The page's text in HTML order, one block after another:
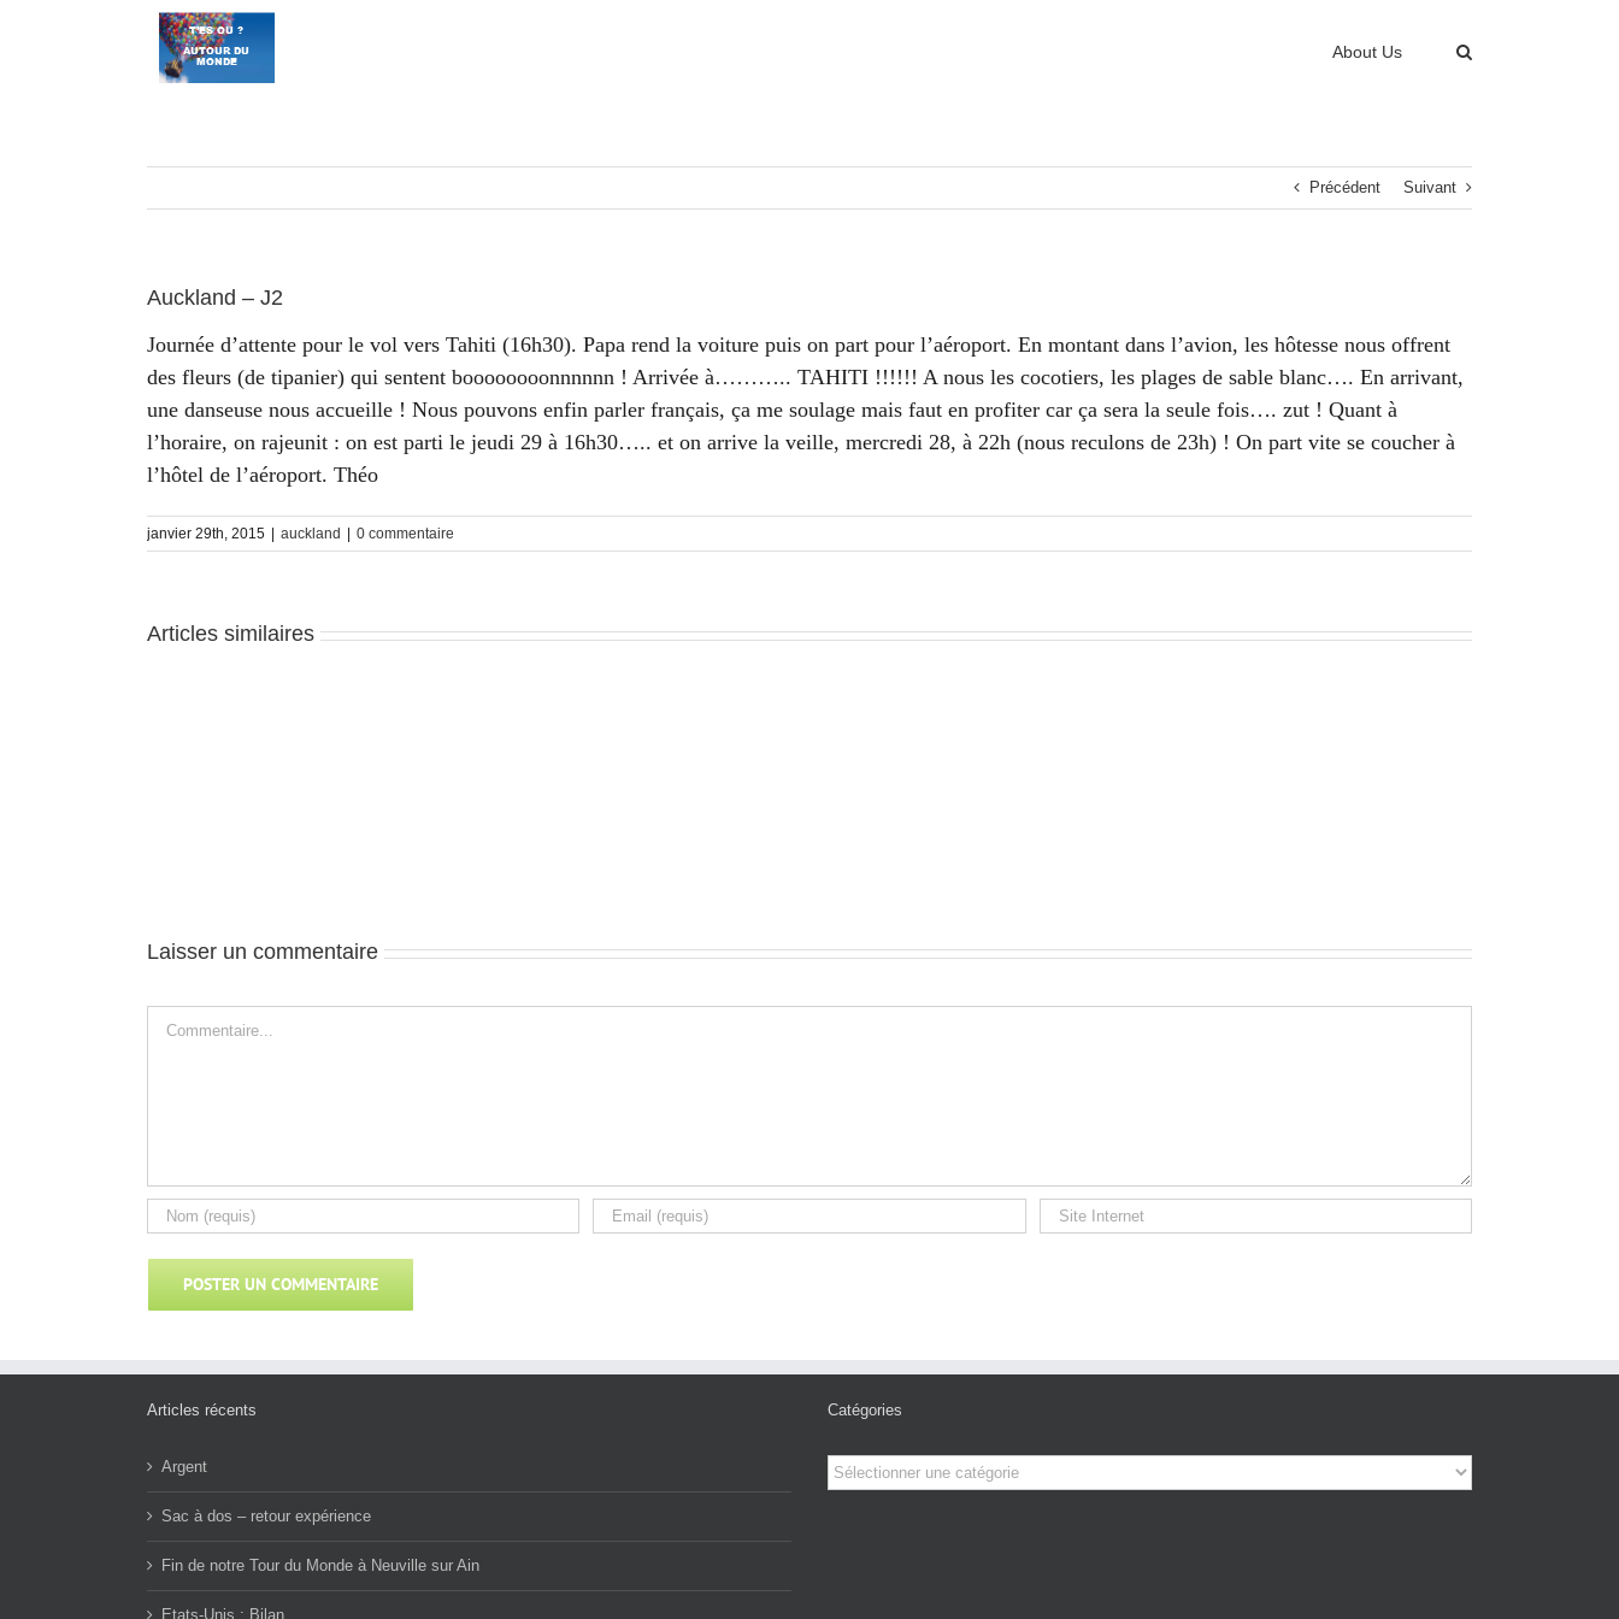
About Us
Précédent Suivant
Auckland – J2
Journée d’attente pour le vol vers Tahiti (16h30). Papa rend la voiture puis on part pour l’aéroport. En montant dans l’avion, les hôtesse nous offrent
des fleurs (de tipanier) qui sentent boooooooonnnnnn ! Arrivée à……….. TAHITI !!!!!! A nous les cocotiers, les plages de sable blanc…. En arrivant,
une danseuse nous accueille ! Nous pouvons enfin parler français, ça me soulage mais faut en profiter car ça sera la seule fois…. zut ! Quant à
l’horaire, on rajeunit : on est parti le jeudi 29 à 16h30….. et on arrive la veille, mercredi 28, à 22h (nous reculons de 23h) ! On part vite se coucher à
l’hôtel de l’aéroport. Théo
janvier 29th, 2015 auckland 0 commentaire
Articles similaires
Laisser un commentaire
Articles récents
Argent
Sac à dos – retour expérience
Fin de notre Tour du Monde à Neuville sur Ain
Etats-Unis : Bilan
Catégories
Catégories